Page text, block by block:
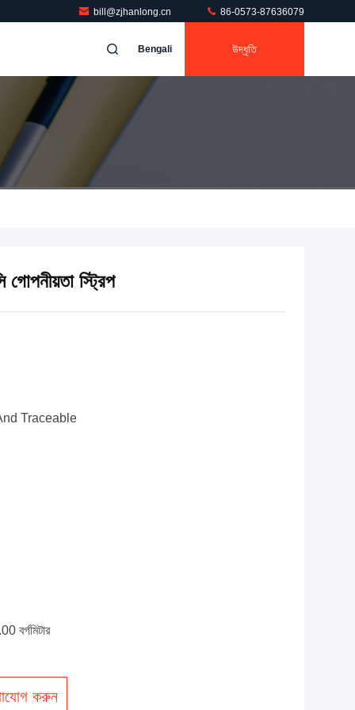
bill@zjhanlong.cn 86-0573-87636079
Bengali উদ্ধৃতি
গোপনীয়তা স্ট্রিপ
Traceable
বর্গমিটার
করুন